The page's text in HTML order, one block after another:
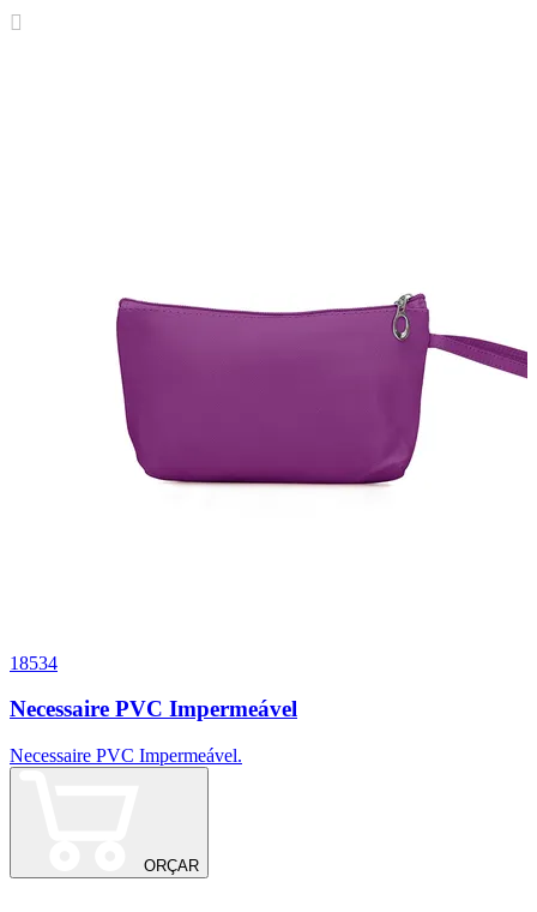
18534
Necessaire PVC Impermeável
Necessaire PVC Impermeável.
ORÇAR